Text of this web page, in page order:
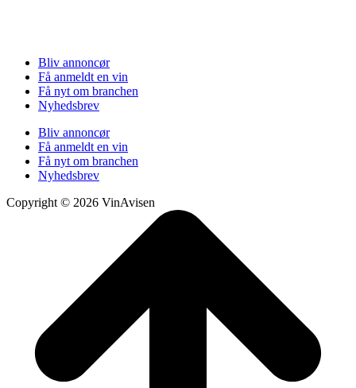
Bliv annoncør
Få anmeldt en vin
Få nyt om branchen
Nyhedsbrev
Bliv annoncør
Få anmeldt en vin
Få nyt om branchen
Nyhedsbrev
Copyright © 2026 VinAvisen